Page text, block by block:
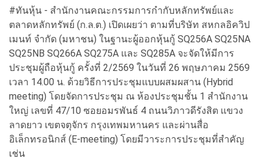
#ทันหุ้น - สำนักงานคณะกรรมการกำกับหลักทรัพย์และ
ตลาดหลักทรัพย์ (ก.ล.ต.) เปิดเผยว่า ตามที่บริษัท สหกลอิควิป
เมนท์ จำกัด (มหาชน) ในฐานะผู้ออกหุ้นกู้ SQ256A SQ25NA
SQ25NB SQ266A SQ275A และ SQ285A จะจัดให้มีการ
ประชุมผู้ถือหุ้นกู้ ครั้งที่ 2/2569 ในวันที่ 26 พฤษภาคม 2569
เวลา 14.00 น. ด้วยวิธีการประชุมแบบผสมผสาน (Hybrid
meeting) โดยจัดการประชุม ณ ห้องประชุมชั้น 1 สำนักงาน
ใหญ่ เลขที่ 47/10 ซอยอมรพันธ์ 4 ถนนวิภาวดีรังสิต แขวง
ลาดยาว เขตจตุจักร กรุงเทพมหานคร และผ่านสื่อ
อิเล็กทรอนิกส์ (E-meeting) โดยมีวาระการประชุมที่สำคัญ
เช่น